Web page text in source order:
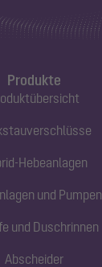
Produkte
Hebeanlagen
und Pumpen
und Duschrinnen
Abscheider